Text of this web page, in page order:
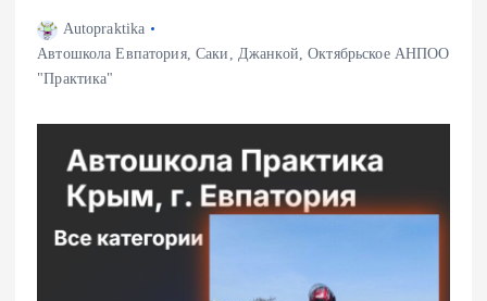
Autopraktika
Автошкола Евпатория, Саки, Джанкой, Октябрьское АНПОО
"Практика"